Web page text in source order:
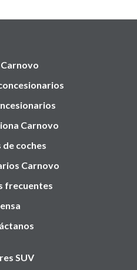
Carnovo
de coches
Carnovo
frecuentes
SUV